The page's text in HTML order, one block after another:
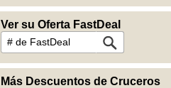
Ver su Oferta FastDeal
Más Descuentos de Cruceros